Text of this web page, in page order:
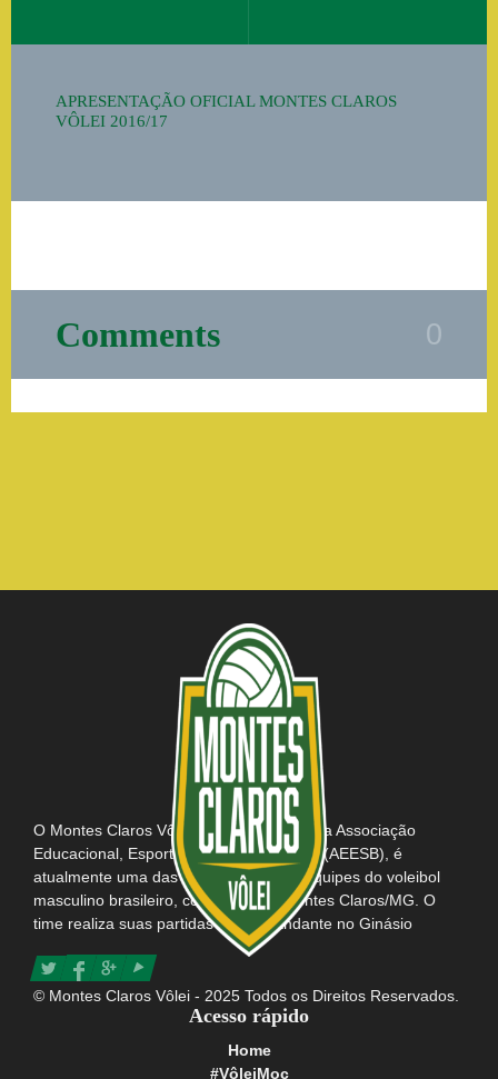
APRESENTAÇÃO OFICIAL MONTES CLAROS
VÔLEI 2016/17
Comments 0
O Montes Claros Vôlei, em parceria com a Associação
Educacional, Esportiva e Social do Brasil (AEESB), é
atualmente uma das mais tradicionais equipes do voleibol
masculino brasileiro, com sede em Montes Claros/MG. O
time realiza suas partidas como mandante no Ginásio
Poliesportivo Tancredo Neves e possui consigo o título da
maior e mais apaixonada torcida do Brasil.
© Montes Claros Vôlei - 2025 Todos os Direitos Reservados.
Acesso rápido
Home
#VôleiMoc